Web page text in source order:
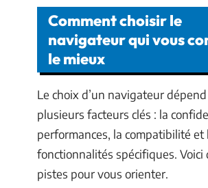
Comment choisir le
navigateur qui vous
le mieux
Le choix d’un navigateur
plusieurs facteurs clés : la
performances, la compatibilité et
fonctionnalités spécifiques. Voici
pistes pour vous orienter.